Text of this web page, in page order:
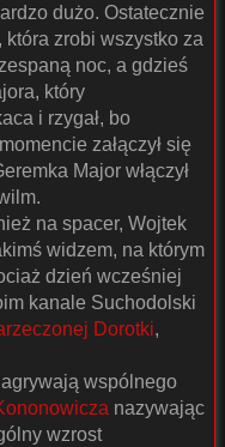
dużo. Ostatecznie
, która zrobi wszystko za
noc, a gdzieś
który
i rzygał, bo
załączył się
Major włączył
na spacer, Wojtek
widzem, na którym
dzień wcześniej
kanale Suchodolski
Dorotki,
wspólnego
nazywając
wzrost